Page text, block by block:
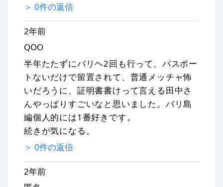
＞ 0件の返信
2年前
QOO
半年たたずにバリヘ2回も行って、パスポー
トないだけで留置されて、普通メッチャ怖
いだろうに、証明書書けって言える田中さ
んやっぱりすごいなと思いました。バリ島
編個人的には1番好きです。
続きが気になる。
＞ 0件の返信
2年前